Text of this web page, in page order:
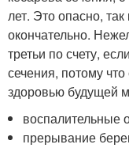
лет. Это опасно,
окончательно.
третьи по счету,
сечения, потому
здоровью будущей
воспалительные
прерывание